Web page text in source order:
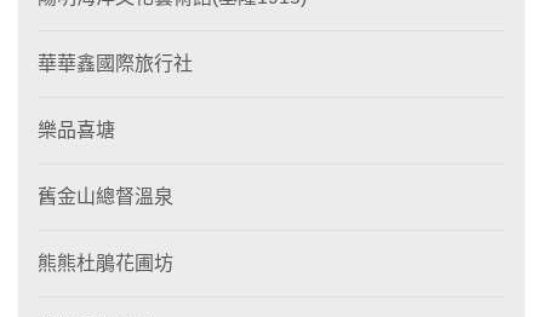
華華鑫國際旅行社
樂品喜塘
舊金山總督溫泉
熊熊杜鵑花圃坊